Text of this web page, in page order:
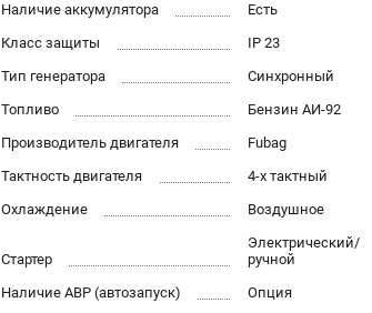
Наличие аккумулятора
Есть
Класс защиты
IP 23
Тип генератора
Синхронный
Топливо
Бензин АИ-92
Производитель двигателя
Fubag
Тактность двигателя
4-х тактный
Охлаждение
Воздушное
Стартер
Электрический/
ручной
Наличие АВР (автозапуск)
Опция